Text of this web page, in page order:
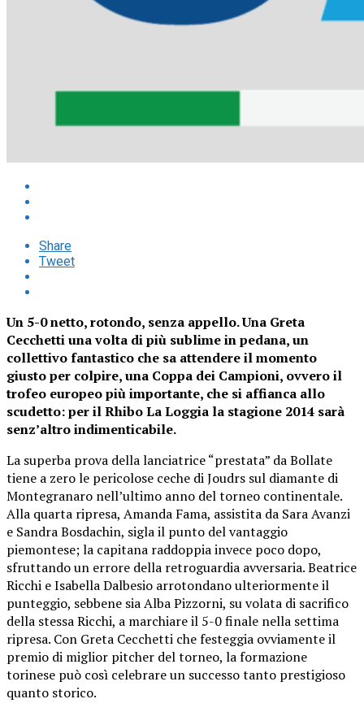
Share
Tweet
Un 5-0 netto, rotondo, senza appello. Una Greta
Cecchetti una volta di più sublime in pedana, un
collettivo fantastico che sa attendere il momento
giusto per colpire, una Coppa dei Campioni, ovvero il
trofeo europeo più importante, che si affianca allo
scudetto: per il Rhibo La Loggia la stagione 2014 sarà
senz’altro indimenticabile.
La superba prova della lanciatrice “prestata” da Bollate
tiene a zero le pericolose ceche di Joudrs sul diamante di
Montegranaro nell’ultimo anno del torneo continentale.
Alla quarta ripresa, Amanda Fama, assistita da Sara Avanzi
e Sandra Bosdachin, sigla il punto del vantaggio
piemontese; la capitana raddoppia invece poco dopo,
sfruttando un errore della retroguardia avversaria. Beatrice
Ricchi e Isabella Dalbesio arrotondano ulteriormente il
punteggio, sebbene sia Alba Pizzorni, su volata di sacrifico
della stessa Ricchi, a marchiare il 5-0 finale nella settima
ripresa. Con Greta Cecchetti che festeggia ovviamente il
premio di miglior pitcher del torneo, la formazione
torinese può così celebrare un successo tanto prestigioso
quanto storico.